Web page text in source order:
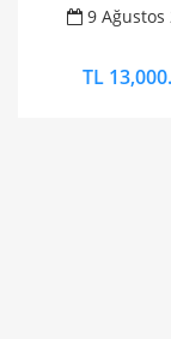
9 Ağustos
TL